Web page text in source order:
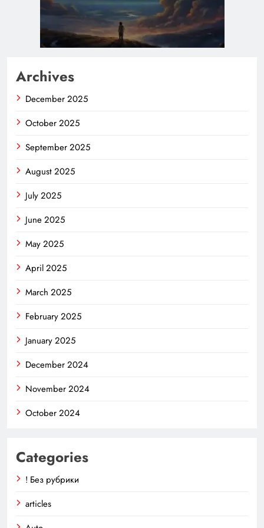
Archives
December 2025
October 2025
September 2025
August 2025
July 2025
June 2025
May 2025
April 2025
March 2025
February 2025
January 2025
December 2024
November 2024
October 2024
Categories
! Без рубрики
articles